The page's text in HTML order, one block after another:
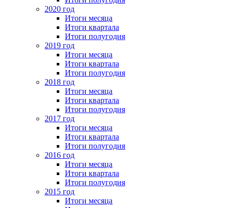
2020 год
Итоги месяца
Итоги квартала
Итоги полугодия
2019 год
Итоги месяца
Итоги квартала
Итоги полугодия
2018 год
Итоги месяца
Итоги квартала
Итоги полугодия
2017 год
Итоги месяца
Итоги квартала
Итоги полугодия
2016 год
Итоги месяца
Итоги квартала
Итоги полугодия
2015 год
Итоги месяца